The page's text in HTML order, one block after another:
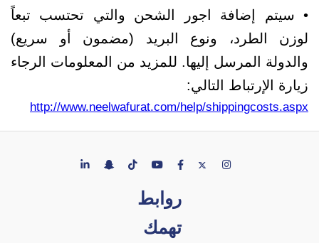
• سيتم إضافة اجور الشحن والتي تحتسب تبعاً
لوزن الطرد، ونوع البريد (مضمون أو سريع)
والدولة المرسل إليها. للمزيد من المعلومات الرجاء
زيارة الإرتباط التالي:
http://www.neelwafurat.com/help/shippingcosts.aspx
روابط
تهمك